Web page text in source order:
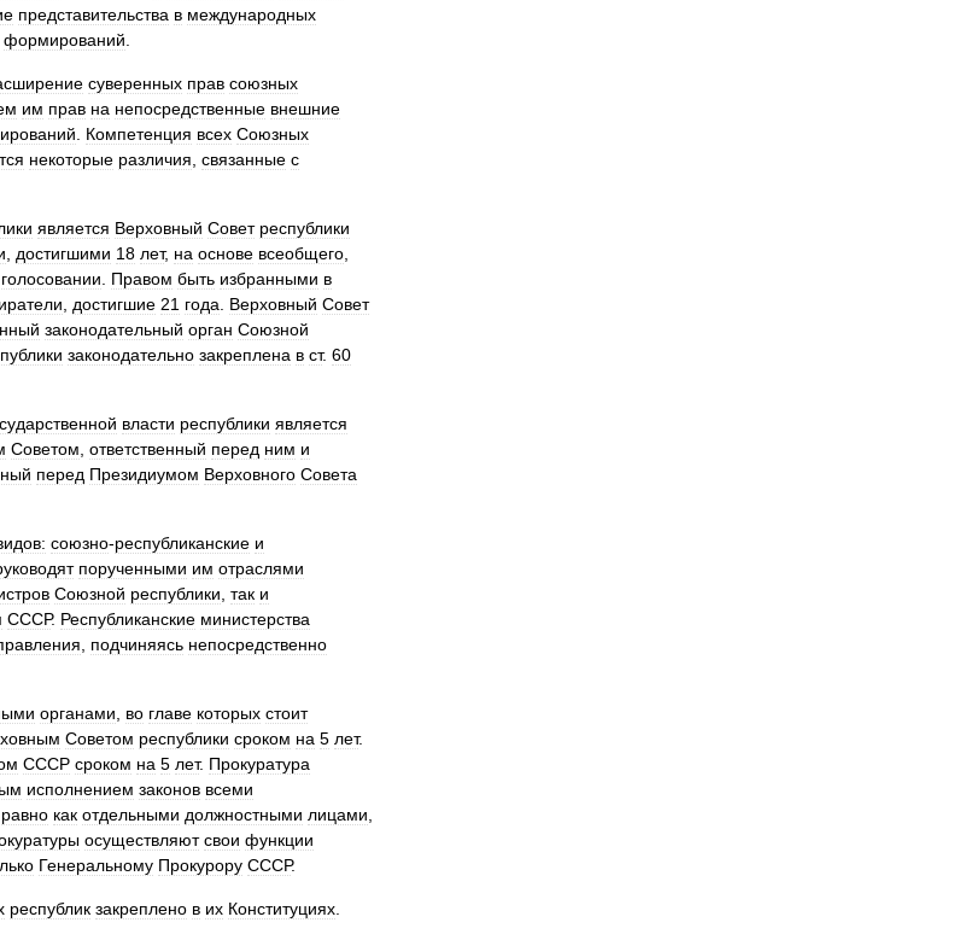
представительства в международных
формирований
суверенных прав союзных
им прав на непосредственные внешние
Компетенция всех Союзных
некоторые различия связанные с
является Верховный Совет республики
достигшими 18 лет, на основе всеобщего
голосовании Правом быть избранными в
достигшие 21 года Верховный Совет
законодательный орган Союзной
законодательно закреплена в ст. 60
власти республики является
Советом ответственный перед ним и
перед Президиумом Верховного Совета
союзно-республиканские и
порученными им отраслями
Союзной республики так и
СССР. Республиканские министерства
подчиняясь непосредственно
органами во главе которых стоит
Советом республики сроком на 5 лет.
СССР сроком на 5 лет. Прокуратура
исполнением законов всеми
равно как отдельными должностными лицами
осуществляют свои функции
Генеральному Прокурору СССР.
республик закреплено в их Конституциях